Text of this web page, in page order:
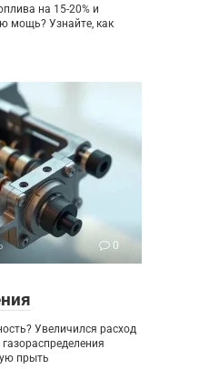
на 15-20% и
мощь? Узнайте, как
0
Увеличился расход
прыть